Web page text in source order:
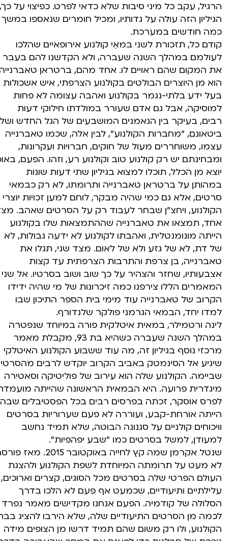
הרגיל, עקב כל מיני סיבות שלא כדאי לפרט. כפיצוי על כך,
הגיליון הזה עולה על גדותיו, ומכיל חומרים שנאספו במשך
כמה חודשים במערכת.
קודם כל, תזכורת לשני במאֵי קולנוע אירופאיים שהלכו
לעולמם במהלך השנה שעברה, ולא הקדשנו להם בעבר
את המקום שהם ראויים לו. אחד מהם, ברטראן
הוא מן היוצרים הבולטים בקולנוע הצרפתי, איש אשכולות
בעל ידע בלתי-נגמר בקולנוע ואהבה עצומה לא פחות
למוסיקה, אבל גם אדם שעורר במולדתו חילוקי דעות
רבים, בעיקר בין הנאמנים המושבעים של הגל החדש ושל
ביטאונם, "מחברות הקולנוע", לבין אלה, שכמו טאברנייה
עצמו, משוחררים מעול של חוקים, חברויות ועקרונות,
ומבחינתם יש רק קולנוע טוב וקולנוע רע, וזהו. הפעם,
יוצא מן הכלל, תוכלו למצוא בגיליון שתי דעות שונות
במהותן על ברטראן טאברנייה ותרומתו, לא רק כבמאי
סרטים, אלא גם כמי שהיה מבקר, לוחם למען זכויות יוצרי
הקולנוע, ויחצ"ן שבחר לעבוד רק על הסרטים שאהב.
אחד, תמצאו את טאברנייה שההתמצאות שלו בקולנוע
הייתה מונומנטלית, ואהבתו לקולנוע לא ידעה גבולות, לא
של דת, לא של גזע ולא של לאום. מצד שני, תגלו את
טאברנייה, בן צרפת והתרבות הצרפתית עד קצות
אצבעותיו, שחזר והצהיר על כך שוב ושוב בסרטיו. אל שני
המאמרים הללו צירפנו כמה זיכרונות של מי שהיה ידידו
הקרוב של טאברנייה עוד מימי בית הספר התיכון שבו
למדו יחד, הבמאי הגרמני פולקר שלנדורף.
לינה ורטמילר, במאית איטלקית פורה במיוחד שנפטרה
במהלך השנה שעברה כשהיא בת 93, מקבלת מאמר
מרכזי נוסף בגיליון זה, מה עוד ששבוע הקולנוע האיטלקי
שיגיע אל הסינמטק באביב הקרוב יוקדש לרבים
שביימה. הקולנוע שלה הוא עירוב של פוליטיקה וסאטירה
מיגדרית פרועה. היא הבמאית הראשונה שהייתה
לפרס אוסקר, זכתה בפרסים רבים בכל הפסטיבלים
הייתה אורחת-קבע, ועוררה לא פעם שערוריות בסרטים
וויכוחים קולניים על סגנונה הבוטה, שלא תמיד נחשב
למעודן, למשל בסרטים כמו "שבע יפהפיות".
שנטל אקרמן שמה קץ לחייה באוקטובר 2015.
לא מעט על תרומתה המיוחדת לשפת הקולנוע ולהצגת
העולם הפרטי שלה בסרטים מכל הסוגים, קצרים וארוכים,
עלילתיים ותיעודיים, שכמעט אף פעם לא הלכו בדרך
הסלולה של קודמיה. הפעם אנחנו מקדישים מאמר נפרד
לכמה מן הסרטים התיעודיים שלה, שלא הירבו להציג
הקולנוע, ולו רק משום שהם תמיד דרשו מן הצופים מידה